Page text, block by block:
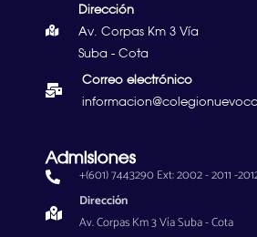
Dirección
Av. Corpas Km 3 Vía
Suba - Cota
Correo electrónico
Admisiones
+(601) 7443290 Ext: 2002 - 2011 -
Dirección
Av. Corpas Km 3 Vía Suba - Cota